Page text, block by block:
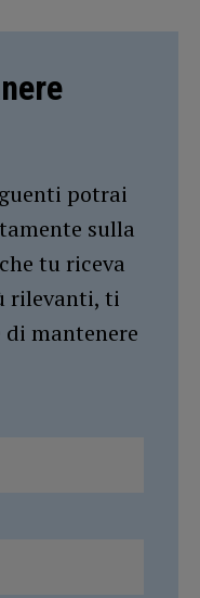
potrai
sulla
tu riceva
rilevanti, ti
mantenere